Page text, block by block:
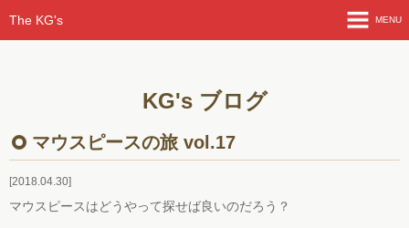
The KG's MENU
よも山ばなし
KG'sブログ
KG's ブログ
2018.04.30
マウスピースの旅 vol.17
マウスピースはどうやって探せば良いのだろう？